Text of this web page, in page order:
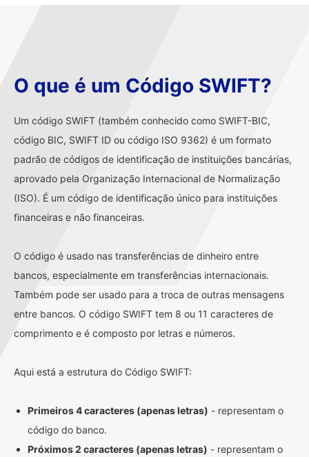
O que é um Código SWIFT?
Um código SWIFT (também conhecido como SWIFT-BIC,
código BIC, SWIFT ID ou código ISO 9362) é um formato
padrão de códigos de identificação de instituições bancárias,
aprovado pela Organização Internacional de Normalização
(ISO). É um código de identificação único para instituições
financeiras e não financeiras.
O código é usado nas transferências de dinheiro entre
bancos, especialmente em transferências internacionais.
Também pode ser usado para a troca de outras mensagens
entre bancos. O código SWIFT tem 8 ou 11 caracteres de
comprimento e é composto por letras e números.
Aqui está a estrutura do Código SWIFT:
Primeiros 4 caracteres (apenas letras) - representam o
código do banco.
Próximos 2 caracteres (apenas letras) - representam o